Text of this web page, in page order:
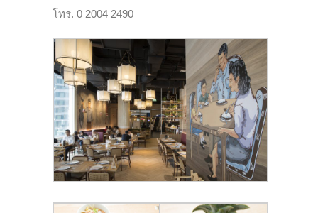
โทร. 0 2004 2490